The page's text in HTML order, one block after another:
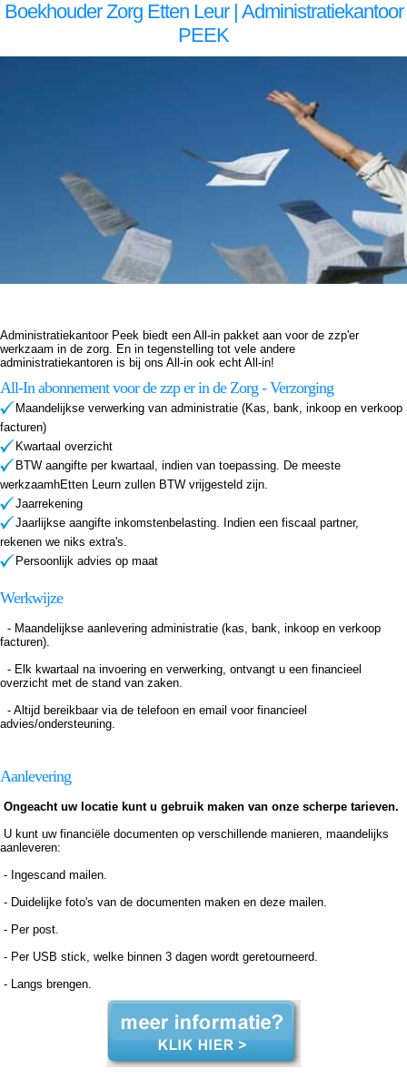
Boekhouder Zorg Etten Leur | Administratiekantoor
PEEK
Administratiekantoor Peek biedt een All-in pakket aan voor de zzp'er
werkzaam in de zorg. En in tegenstelling tot vele andere
administratiekantoren is bij ons All-in ook echt All-in!
All-In abonnement voor de zzp er in de Zorg - Verzorging
Maandelijkse verwerking van administratie (Kas, bank, inkoop en verkoop
facturen)
Kwartaal overzicht
BTW aangifte per kwartaal, indien van toepassing. De meeste
werkzaamhEtten Leurn zullen BTW vrijgesteld zijn.
Jaarrekening
Jaarlijkse aangifte inkomstenbelasting. Indien een fiscaal partner,
rekenen we niks extra's.
Persoonlijk advies op maat
Werkwijze
- Maandelijkse aanlevering administratie (kas, bank, inkoop en verkoop
facturen).
- Elk kwartaal na invoering en verwerking, ontvangt u een financieel
overzicht met de stand van zaken.
- Altijd bereikbaar via de telefoon en email voor financieel
advies/ondersteuning.
Aanlevering
Ongeacht uw locatie kunt u gebruik maken van onze scherpe tarieven.
U kunt uw financiële documenten op verschillende manieren, maandelijks
aanleveren:
- Ingescand mailen.
- Duidelijke foto's van de documenten maken en deze mailen.
- Per post.
- Per USB stick, welke binnen 3 dagen wordt geretourneerd.
- Langs brengen.